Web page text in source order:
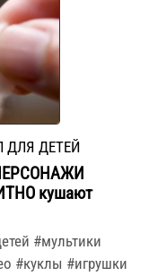
ДЛЯ ДЕТЕЙ
кушают
#мультики
#куклы #игрушки